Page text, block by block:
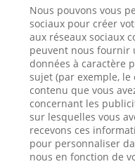
Nous pouvons vous
sociaux pour créer
aux réseaux sociaux
peuvent nous fournir
données à caractère
sujet (par exemple, le
contenu que vous
concernant les
sur lesquelles vous
recevons ces
pour personnaliser
nous en fonction de